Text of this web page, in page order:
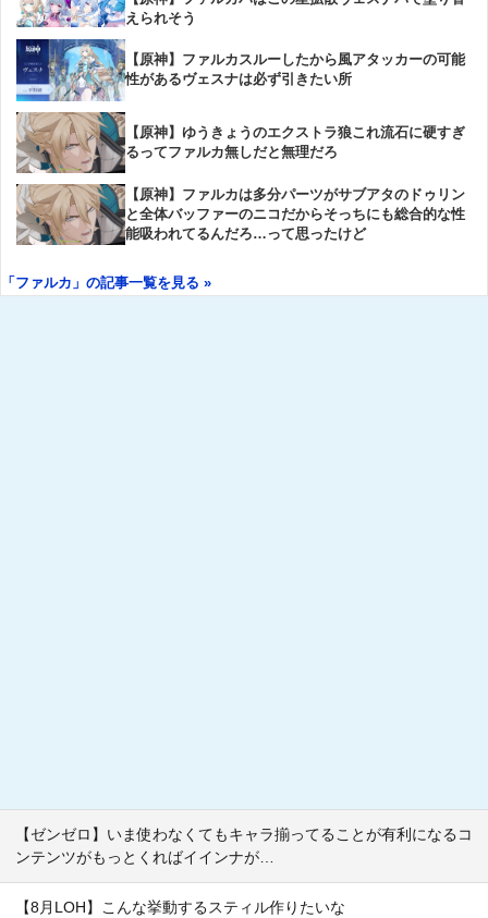
えられそう
【原神】ファルカスルーしたから風アタッカーの可能
性があるヴェスナは必ず引きたい所
【原神】ゆうきょうのエクストラ狼これ流石に硬すぎ
るってファルカ無しだと無理だろ
【原神】ファルカは多分パーツがサブアタのドゥリン
と全体バッファーのニコだからそっちにも総合的な性
能吸われてるんだろ…って思ったけど
「ファルカ」の記事一覧を見る »
【ゼンゼロ】いま使わなくてもキャラ揃ってることが有利になるコ
ンテンツがもっとくればイインナが…
【8月LOH】こんな挙動するスティル作りたいな